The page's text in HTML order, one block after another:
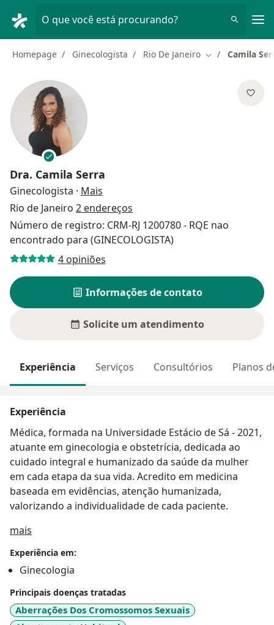
O que você está procurando?
Homepage Ginecologista Rio De Janeiro Mudar de cidade
Camila
Dra. Camila Serra
Ginecologista · Mais
Rio de Janeiro 2 endereços
Número de registro: CRM-RJ 1200780 - RQE nao
encontrado para (GINECOLOGISTA)
4 opiniões
Informações de contato
Solicite um atendimento
Experiência Serviços Consultórios Planos
Experiência
Médica, formada na Universidade Estácio de Sá - 2021,
atuante em ginecologia e obstetrícia, dedicada ao
cuidado integral e humanizado da saúde da mulher
em cada etapa da sua vida. Acredito em medicina
baseada em evidências, atenção humanizada,
valorizando a individualidade de cada paciente.
mais
Experiência em:
Ginecologia
Principais doenças tratadas
Aberrações Dos Cromossomos Sexuais